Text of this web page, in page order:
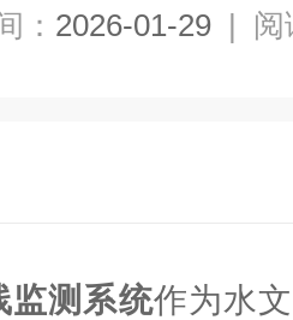
： 2026-01-29 | 阅
监测系统作为水